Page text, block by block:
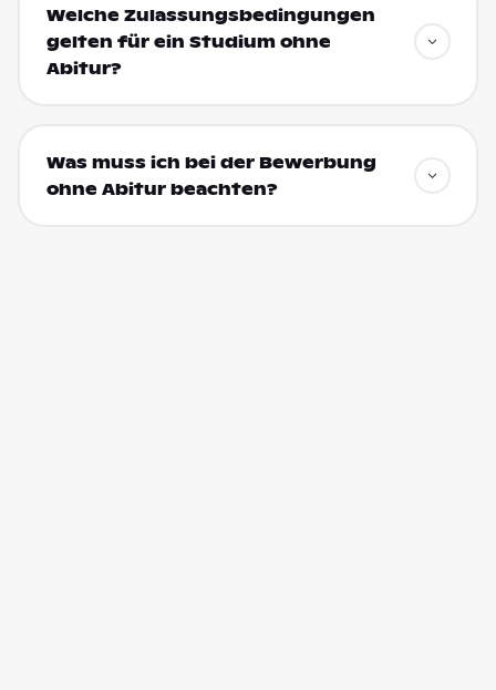
Welche Zulassungsbedingungen
gelten für ein Studium ohne
Abitur?
Was muss ich bei der Bewerbung
ohne Abitur beachten?